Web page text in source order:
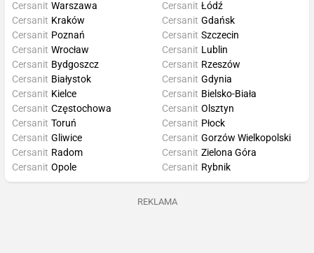
Cersanit Warszawa
Cersanit Kraków
Cersanit Poznań
Cersanit Wrocław
Cersanit Łódź
Cersanit Gdańsk
Cersanit Szczecin
Cersanit Lublin
Cersanit Bydgoszcz
Cersanit Białystok
Cersanit Kielce
Cersanit Częstochowa
Cersanit Rzeszów
Cersanit Gdynia
Cersanit Bielsko-Biała
Cersanit Olsztyn
Cersanit Toruń
Cersanit Gliwice
Cersanit Radom
Cersanit Opole
Cersanit Płock
Cersanit Gorzów Wielkopolski
Cersanit Zielona Góra
Cersanit Rybnik
REKLAMA